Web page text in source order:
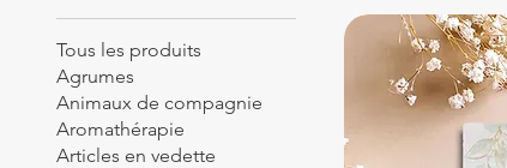
Tous les produits
Agrumes
Animaux de compagnie
Aromathérapie
Articles en vedette